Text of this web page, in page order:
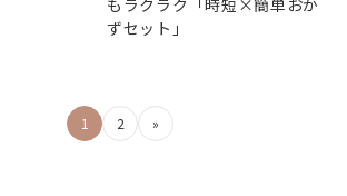
ずセット」
1 2 »